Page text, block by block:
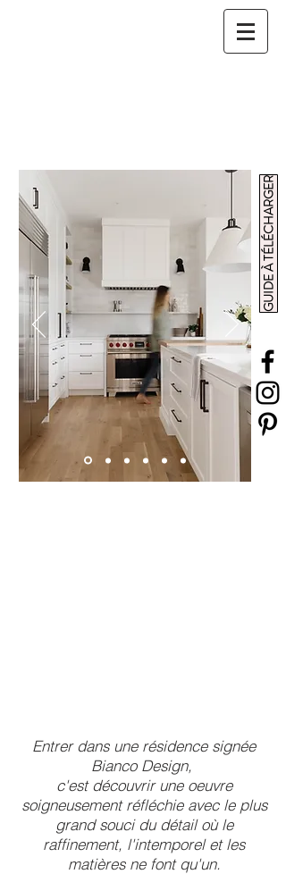
GUIDE À TÉLÉCHARGER
Entrer dans une résidence signée
Bianco Design,
c'est découvrir une oeuvre
soigneusement réfléchie avec le plus
grand souci du détail où le
raffinement, l'intemporel et les
matières ne font qu'un.